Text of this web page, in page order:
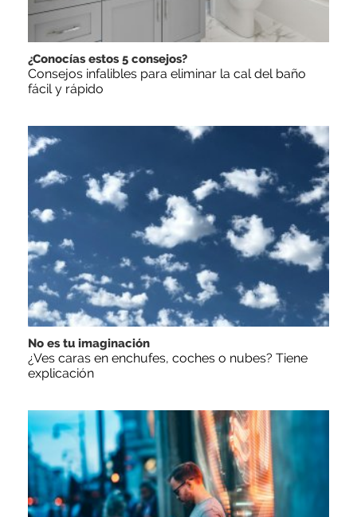
¿Conocías estos 5 consejos?
Consejos infalibles para eliminar la cal del baño
fácil y rápido
No es tu imaginación
¿Ves caras en enchufes, coches o nubes? Tiene
explicación